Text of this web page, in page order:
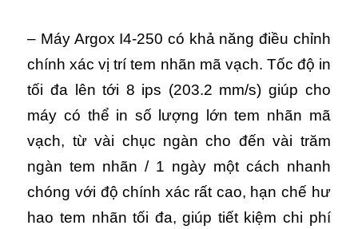
– Máy Argox I4-250 có khả năng điều chỉnh
chính xác vị trí tem nhãn mã vạch. Tốc độ in
tối đa lên tới 8 ips (203.2 mm/s) giúp cho
máy có thể in số lượng lớn tem nhãn mã
vạch, từ vài chục ngàn cho đến vài trăm
ngàn tem nhãn / 1 ngày một cách nhanh
chóng với độ chính xác rất cao, hạn chế hư
hao tem nhãn tối đa, giúp tiết kiệm chi phí